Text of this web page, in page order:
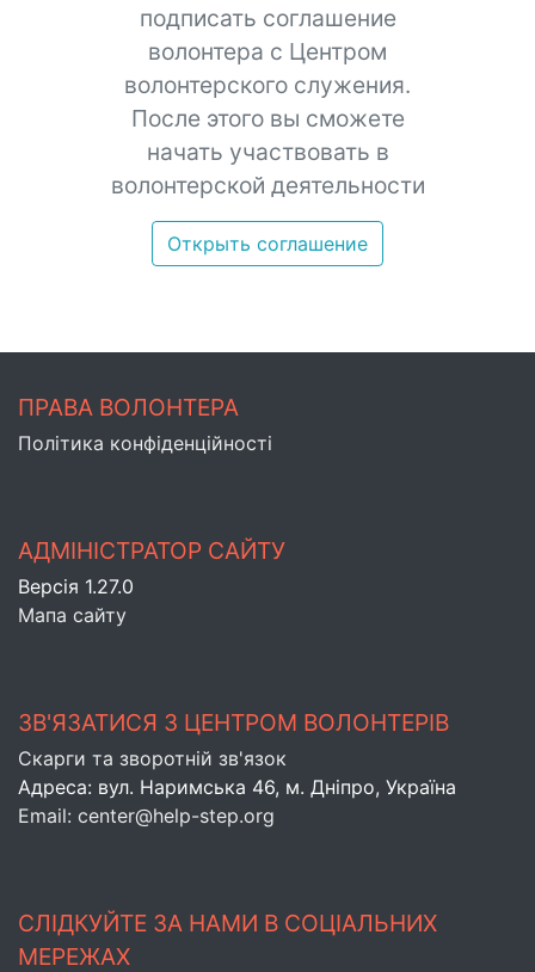
подписать соглашение
волонтера с Центром
волонтерского служения.
После этого вы сможете
начать участвовать в
волонтерской деятельности
Открыть соглашение
ПРАВА ВОЛОНТЕРА
Політика конфіденційності
АДМІНІСТРАТОР САЙТУ
Версія 1.27.0
Мапа сайту
ЗВ'ЯЗАТИСЯ З ЦЕНТРОМ ВОЛОНТЕРІВ
Скарги та зворотній зв'язок
Адреса: вул. Наримська 46, м. Днiпро, Україна
Email: center@help-step.org
СЛІДКУЙТЕ ЗА НАМИ В СОЦІАЛЬНИХ
МЕРЕЖАХ